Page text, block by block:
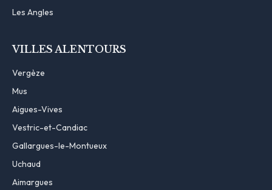
Les Angles
VILLES ALENTOURS
Vergèze
Mus
Aigues-Vives
Vestric-et-Candiac
Gallargues-le-Montueux
Uchaud
Aimargues